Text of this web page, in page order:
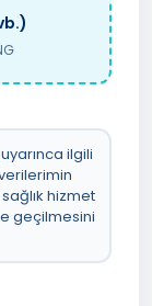
ilgili
hizmet
geçilmesini